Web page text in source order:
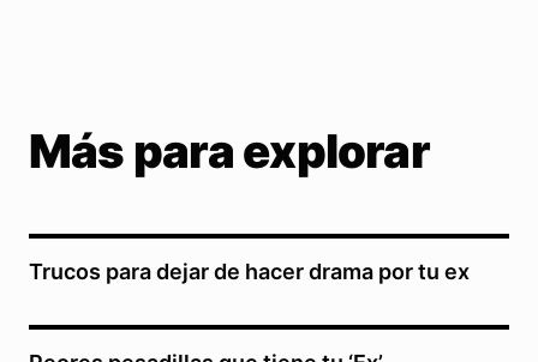
Más para explorar
Trucos para dejar de hacer drama por tu ex